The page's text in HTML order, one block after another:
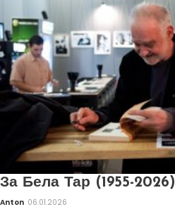
За Бела Тар (1955-2026)
Anton 06.01.2026